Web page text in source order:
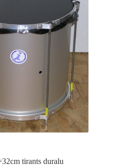
tirants duralu